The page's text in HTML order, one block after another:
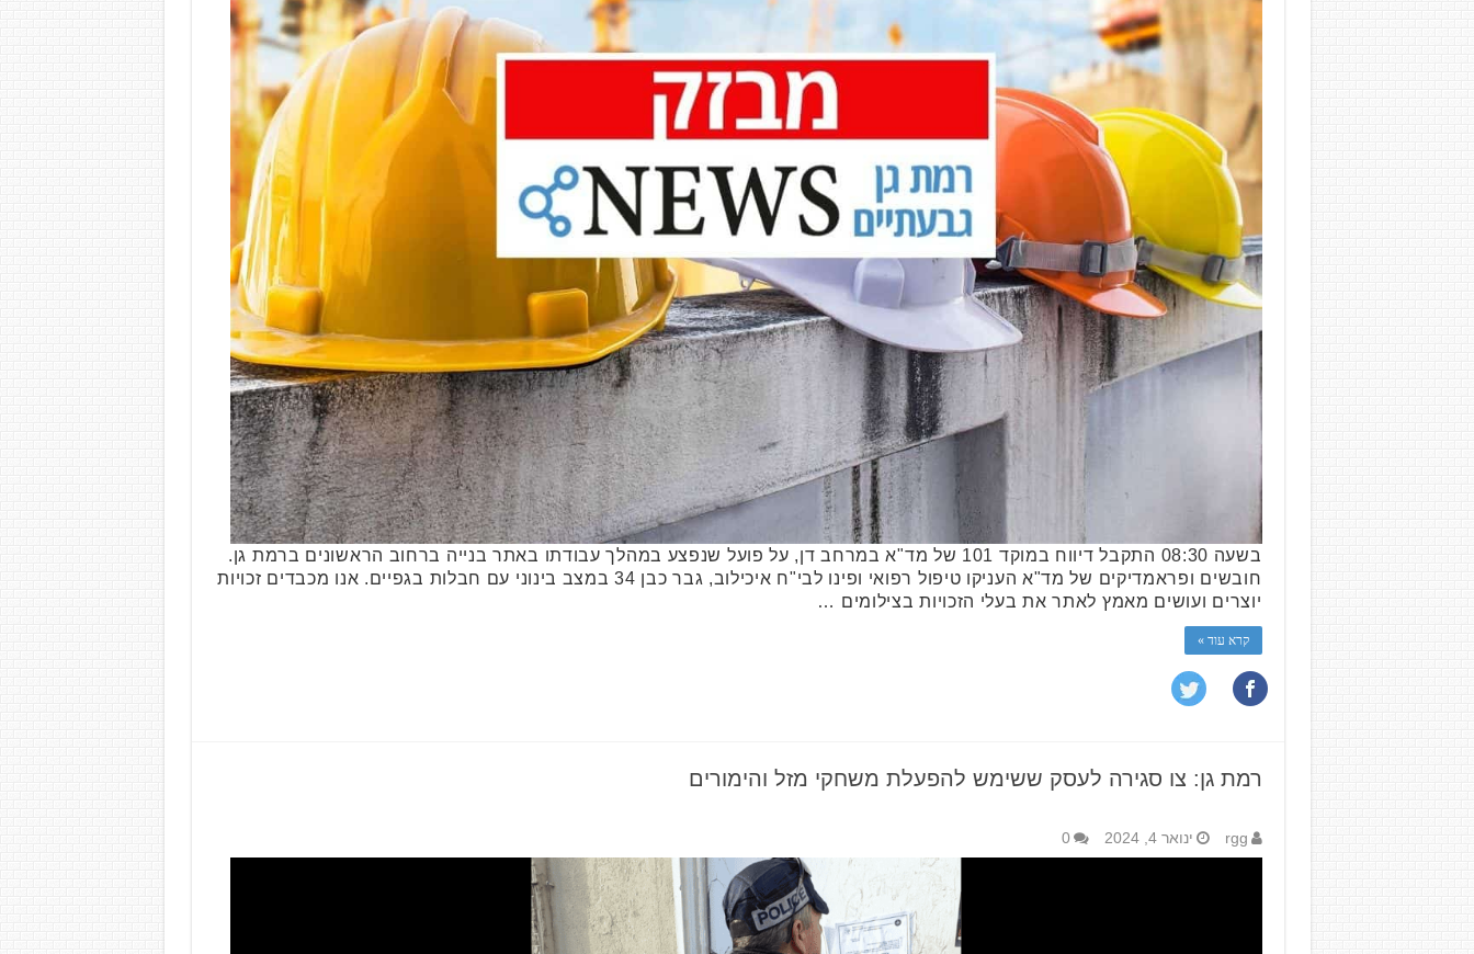
בשעה 08:30 התקבל דיווח במוקד 101 של מד"א במרחב דן, על פועל שנפצע במהלך עבודתו באתר בנייה ברחוב הראשונים ברמת גן.
חובשים ופראמדיקים של מד"א העניקו טיפול רפואי ופינו לבי"ח איכילוב, גבר כבן 34 במצב בינוני עם חבלות בגפיים. אנו מכבדים זכויות
יוצרים ועושים מאמץ לאתר את בעלי הזכויות בצילומים …
קרא עוד »
רמת גן: צו סגירה לעסק ששימש להפעלת משחקי מזל והימורים
rgg ינואר 4, 2024 0